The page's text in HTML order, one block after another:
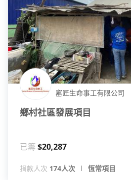
窰匠生命事工有限公司
鄉村社區發展項目
已籌 $20,287
捐款人次 174人次 恆常項目